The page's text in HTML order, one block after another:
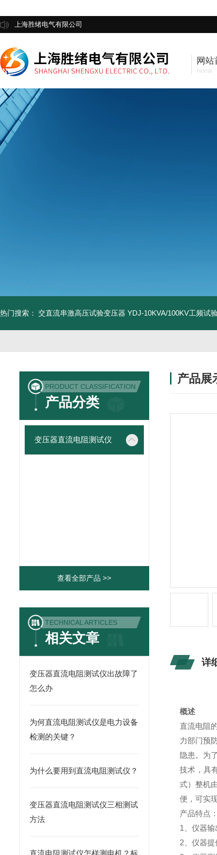
上海胜绪电气有限公司
网站
Home
热门搜索： 交直流串激高压试验变压器 YDJ-10KVA/100KV工频试
PRODUCT CLASSIFICATION
产品分类
变压器直流电阻测试仪
查看全部产品 >>
TECHNICAL ARTICLES
相关文章
变压器直流电阻测试仪出故障了
怎么办
为何直流电阻测试仪是电力设备
检测的关键？
为什么要用到直流电阻测试仪？
变压器直流电阻测试仪三相测试
方法
直流电阻测试仪怎样测电机？标
产品展
详
概述
直流电阻
力部门预
隐患。为
技术，具
式）整机
便，可实
产品特点
1、仪器
2、仪器